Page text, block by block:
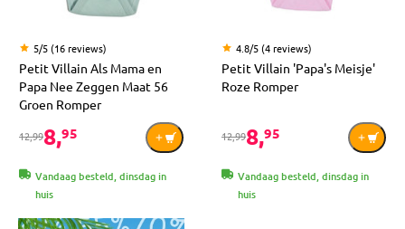
5/5 (16 reviews)
Petit Villain Als Mama en
Papa Nee Zeggen Maat 56
Groen Romper
12,998,95
Vandaag besteld, dinsdag in
huis
4.8/5 (4 reviews)
Petit Villain 'Papa's Meisje'
Roze Romper
12,998,95
Vandaag besteld, dinsdag in
huis